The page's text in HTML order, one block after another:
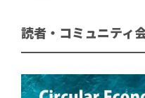
読者・コミュニティ